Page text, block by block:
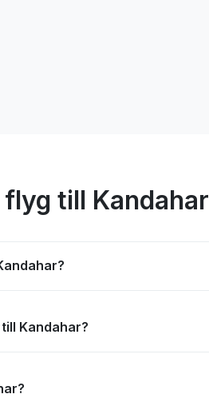
till Kandahar
Kandahar?